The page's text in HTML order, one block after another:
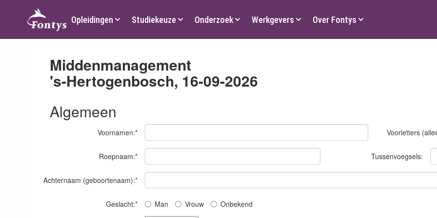
Hoofdmenu
Opleidingen Studiekeuze Onderzoek Werkgevers Over Fontys